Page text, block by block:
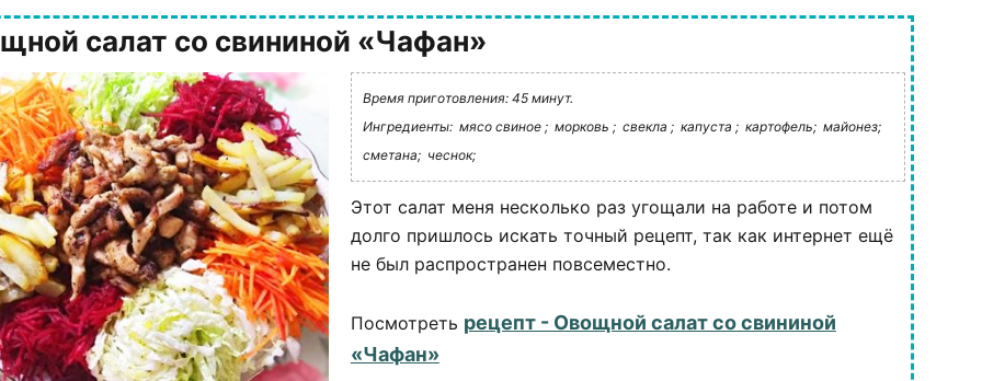
салат со свининой «Чафан»
Время приготовления: 45 минут.
Ингредиенты: мясо свиное ; морковь ; свекла ; капуста ; картофель; майонез;
сметана; чеснок;
Этот салат меня несколько раз угощали на работе и потом
долго пришлось искать точный рецепт, так как интернет ещё
не был распространен повсеместно.
Посмотреть рецепт - Овощной салат со свининой
«Чафан»